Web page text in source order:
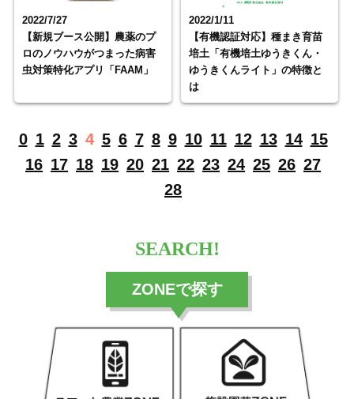
2022/7/27
【新規ブース公開】農薬のプ
ロのノウハウがつまった病害
虫対策特化アプリ「FAAM」
2022/1/11
【有機認証対応】種まき育苗
培土「有機培土ゆうきくん・
ゆうきくんライト」の特徴と
は
0 1 2 3 4 5 6 7 8 9 10 11 12 13 14 15
16 17 18 19 20 21 22 23 24 25 26 27
28
SEARCH!
ZONEで探す